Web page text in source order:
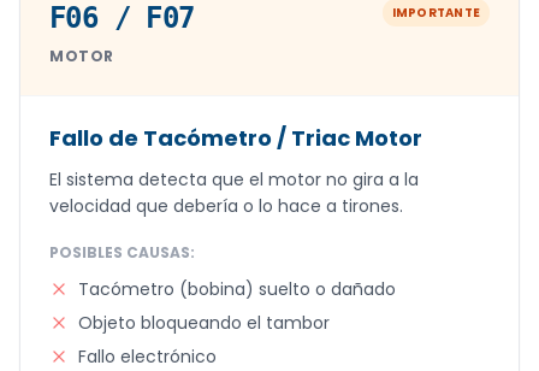
F06 / F07 IMPORTANTE
MOTOR
Fallo de Tacómetro / Triac Motor
El sistema detecta que el motor no gira a la
velocidad que debería o lo hace a tirones.
POSIBLES CAUSAS:
Tacómetro (bobina) suelto o dañado
Objeto bloqueando el tambor
Fallo electrónico